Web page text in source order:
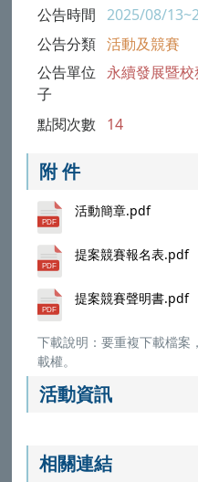
公告時間 2025/08/
公告分類 活動及競賽
公告單位 永續發展暨
子
點閱次數 14
附 件
活動簡章.pdf
提案競賽報名表.pdf
提案競賽聲明書.pdf
下載說明：要重複下載檔案
載權。
活動資訊
相關連結